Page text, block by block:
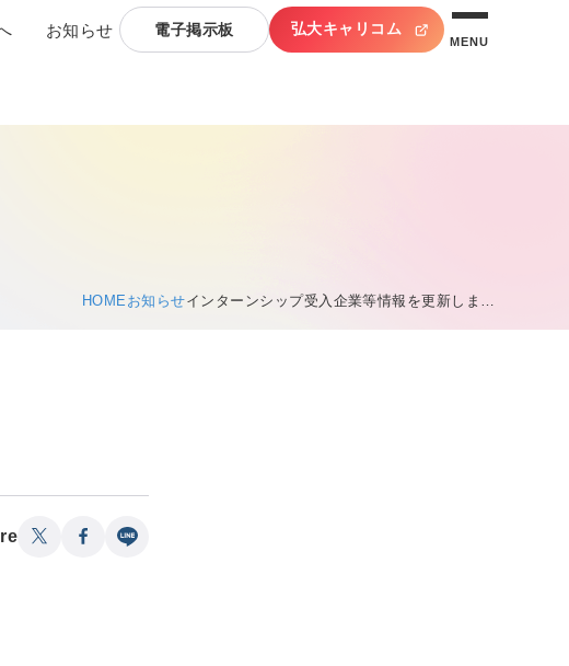
お知らせ 電子掲示板 弘大キャリコム
MENU
HOME お知らせインターンシップ受入企業等情報を更新しま…